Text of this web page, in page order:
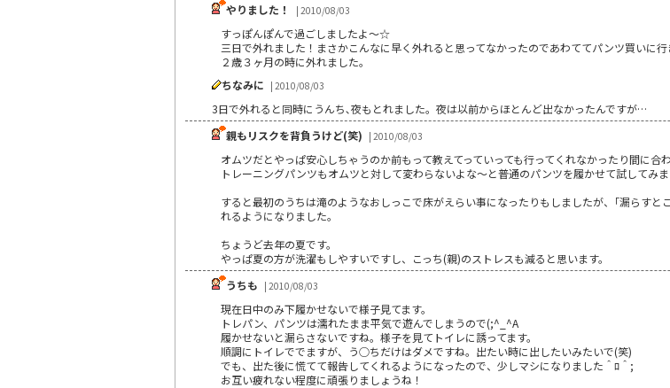
やりました！
| 2010/08/03
すっぽんぽんで過ごしましたよ～☆
三日で外れました！まさかこんなに早く外れると思ってなかったのであわててパンツ買いに行
２歳３ヶ月の時に外れました。
ちなみに | 2010/08/03
3日で外れると同時にうんち､夜もとれました。夜は以前からほとんど出なかったんですが…
親もリスクを背負うけど(笑) | 2010/08/03
オムツだとやっぱ安心しちゃうのか前もって教えてっていっても行ってくれなかったり間に合
トレーニングパンツもオムツと対して変わらないよな～と普通のパンツを履かせて試してみま
すると最初のうちは滝のようなおしっこで床がえらい事になったりもしましたが、｢漏らす
れるようになりました。
ちょうど去年の夏です。
やっぱ夏の方が洗濯もしやすいですし、こっち(親)のストレスも減ると思います。
うちも | 2010/08/03
現在日中のみ下履かせないで様子見てます。
トレパン、パンツは濡れたまま平気で遊んでしまうので(;^_^A
履かせないと漏らさないですね。様子を見てトイレに誘ってます。
順調にトイレででますが、う○ちだけはダメですね。出たい時に出したいみたいで(笑)
でも、出た後に慌てて報告してくれるようになったので、少しマシになりました＾ﾛ＾;
お互い疲れない程度に頑張りましょうね！